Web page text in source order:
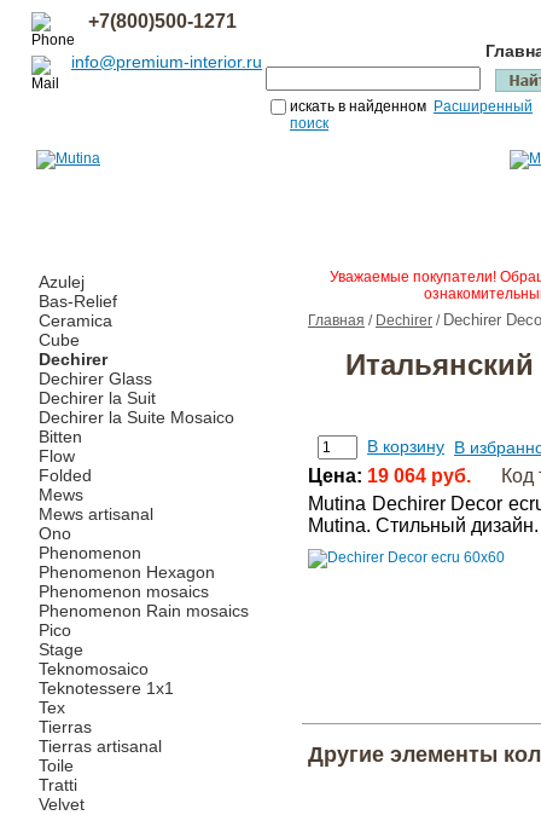
+7(800)500-1271
info@premium-interior.ru
искать в найденном Расширенный
поиск
Azulej
Bas-Relief
Ceramica
Cube
Dechirer
Dechirer Glass
Dechirer la Suit
Dechirer la Suite Mosaico
Bitten
Flow
Folded
Mews
Mews artisanal
Ono
Phenomenon
Phenomenon Hexagon
Phenomenon mosaics
Phenomenon Rain mosaics
Pico
Stage
Teknomosaico
Teknotessere 1x1
Tex
Tierras
Tierras artisanal
Toile
Tratti
Velvet
Уважаемые покупатели!
Главная / Dechirer / Dechirer
В корзину В
Цена: 19 064 руб.
Код
Mutina Dechirer Decor
Mutina. Стильный
Другие элементы